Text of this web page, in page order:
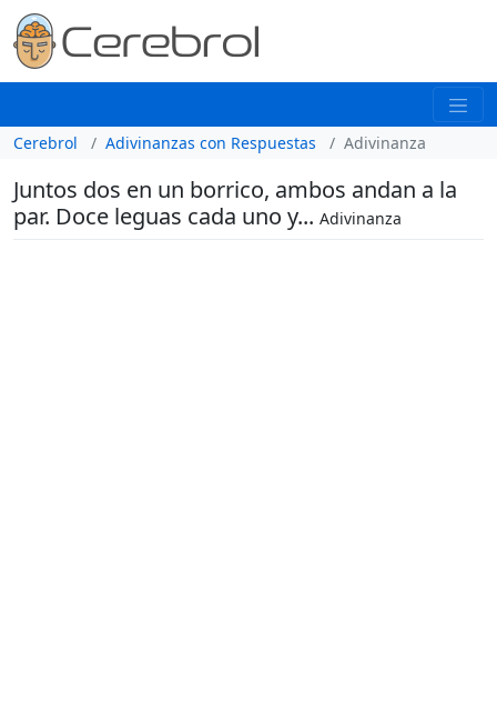
Cerebrol Adivinanzas con Respuestas Adivinanza
Juntos dos en un borrico, ambos andan a la
par. Doce leguas cada uno y... Adivinanza